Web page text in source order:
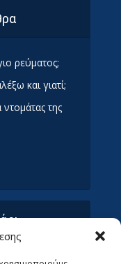
ρεύματος;
και γιατί;
της